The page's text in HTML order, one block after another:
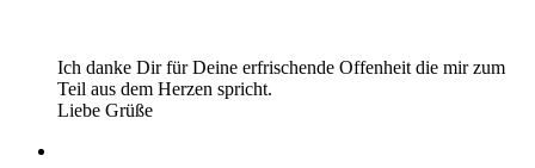
Ich danke Dir für Deine erfrischende Offenheit die mir zum
Teil aus dem Herzen spricht.
Liebe Grüße